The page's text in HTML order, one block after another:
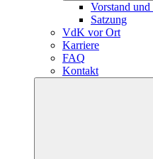
Vorstand
Satzung
VdK vor Ort
Karriere
FAQ
Kontakt